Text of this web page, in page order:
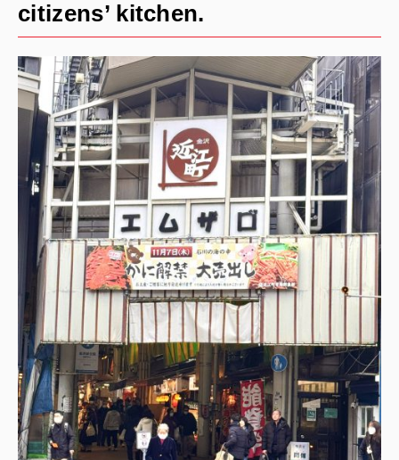
citizens’ kitchen.